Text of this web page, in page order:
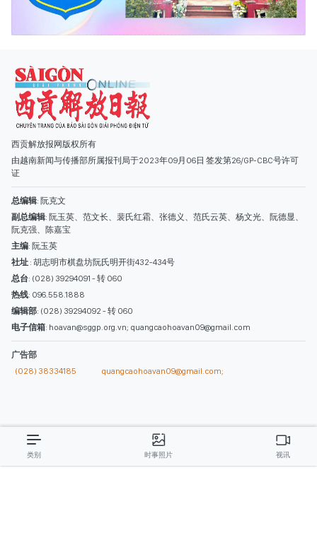
由越南新闻与传播部所属报刊局于2023年09月06日 签发第26/GP-CBC号许可
副总编辑: 阮玉英、范文长、裴氏红霜、张德义、范氏云英、杨文光、阮德显、
阮克强、陈嘉宝
主编: 阮玉英
社址: 胡志明市棋盘坊阮氏明开街432-434号
总台: (028) 39294091 - 转 060
热线: 096.558.1888
编辑部: (028) 39294092 - 转 060
电子信箱
广告部
(028) 38334185
quangcaohoavan09@gmail.com;
类别